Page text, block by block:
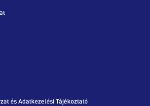
és Adatkezelési Tájékoztató